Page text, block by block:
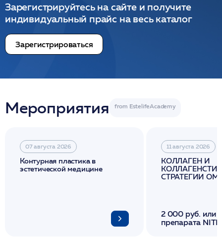
Зарегистрируйтесь на сайте и получите
индивидуальный прайс на весь каталог
Зарегистрироваться
Мероприятия
07 августа 2026
Контурная пластика в
эстетической медицине
11 августа 2026
КОЛЛАГЕН И
СТРАТЕГИИ
2 000 руб. или
препарата